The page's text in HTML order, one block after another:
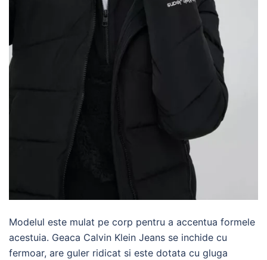
Modelul este mulat pe corp pentru a accentua formele
acestuia. Geaca Calvin Klein Jeans se inchide cu
fermoar, are guler ridicat si este dotata cu gluga